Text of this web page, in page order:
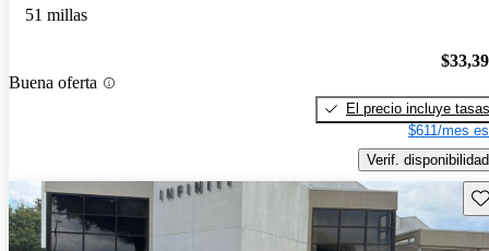
51 millas
Buena oferta
El precio incluye tasas
$611/mes
Verif. disponibilidad